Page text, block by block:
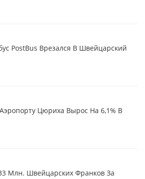
PostBus Врезался В Швейцарский
Цюриха Вырос На 6,1% В
Млн. Швейцарских Франков За